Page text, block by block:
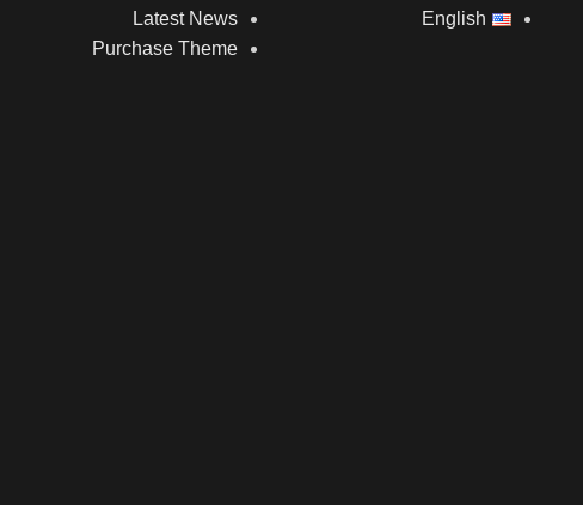
English
Latest News
Purchase Theme